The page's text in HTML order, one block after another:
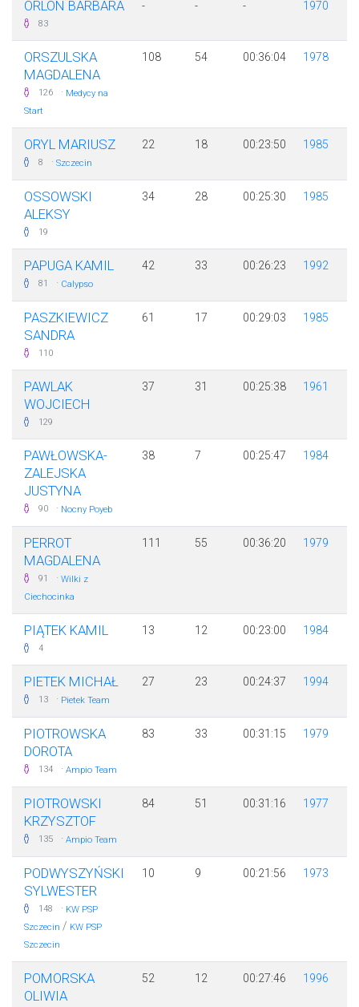
ORLON BARBARA
83
- - - 1970
ORSZULSKA
MAGDALENA
126 · Medycy na
Start
108 54 00:36:04 1978
ORYL MARIUSZ
8 · Szczecin
22 18 00:23:50 1985
OSSOWSKI
ALEKSY
19
34 28 00:25:30 1985
PAPUGA KAMIL
81 · Calypso
42 33 00:26:23 1992
PASZKIEWICZ
SANDRA
110
61 17 00:29:03 1985
PAWLAK
WOJCIECH
129
37 31 00:25:38 1961
PAWŁOWSKA-
ZALEJSKA
JUSTYNA
90 · Nocny Poyeb
38 7 00:25:47 1984
PERROT
MAGDALENA
91 · Wilki z
Ciechocinka
111 55 00:36:20 1979
PIĄTEK KAMIL
4
13 12 00:23:00 1984
PIETEK MICHAŁ
13 · Pietek Team
27 23 00:24:37 1994
PIOTROWSKA
DOROTA
134 · Ampio Team
83 33 00:31:15 1979
PIOTROWSKI
KRZYSZTOF
135 · Ampio Team
84 51 00:31:16 1977
PODWYSZYŃSKI
SYLWESTER
148 · KW PSP
Szczecin / KW PSP
Szczecin
10 9 00:21:56 1973
POMORSKA
OLIWIA
52 12 00:27:46 1996